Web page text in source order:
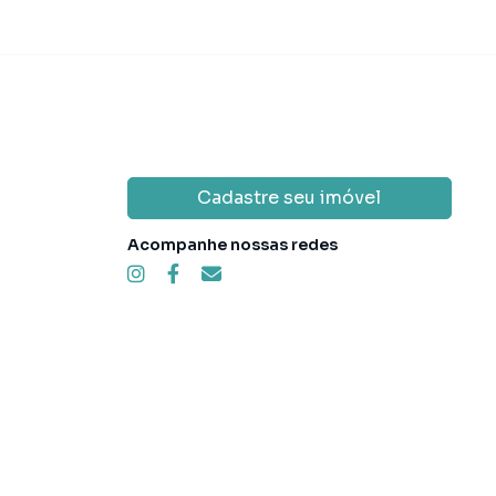
Cadastre seu imóvel
Acompanhe nossas redes